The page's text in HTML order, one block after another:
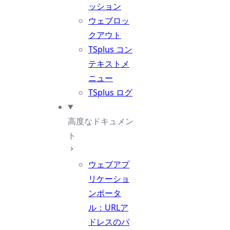
ッション
ウェブロッ
クアウト
TSplus コン
テキストメ
ニュー
TSplus ログ
高度なドキュメン
ト
ウェブアプ
リケーショ
ンポータ
ル：URLア
ドレスのパ